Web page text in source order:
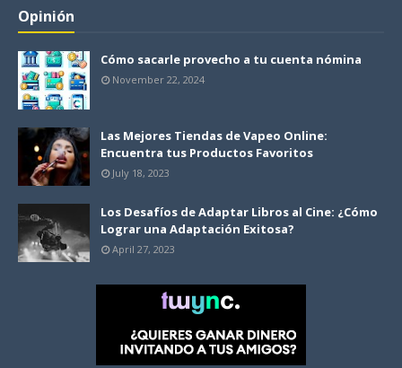
Opinión
Cómo sacarle provecho a tu cuenta nómina
November 22, 2024
Las Mejores Tiendas de Vapeo Online:
Encuentra tus Productos Favoritos
July 18, 2023
Los Desafíos de Adaptar Libros al Cine: ¿Cómo
Lograr una Adaptación Exitosa?
April 27, 2023